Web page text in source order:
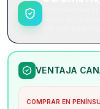
VENTAJA
COMPRAR EN